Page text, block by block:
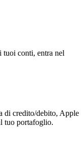
tuoi conti, entra nel
di credito/debito, Apple
tuo portafoglio.